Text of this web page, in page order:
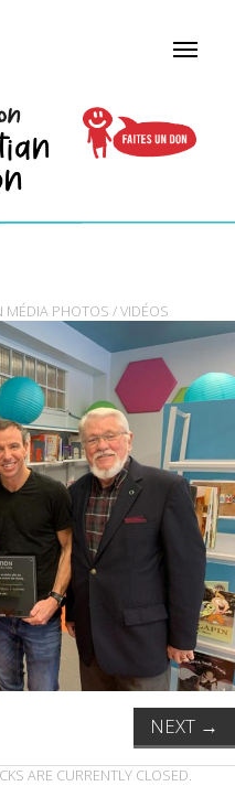
MÉDIA PHOTOS / VIDÉOS
NEXT →
ARE CURRENTLY CLOSED.